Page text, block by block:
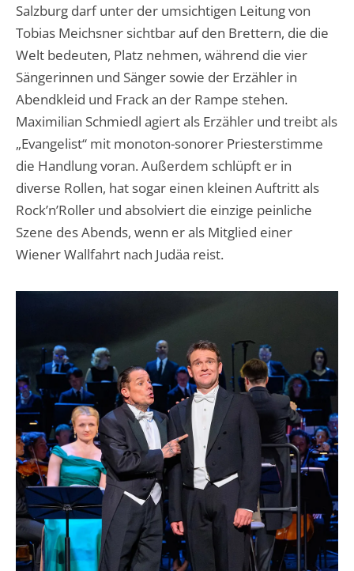
Salzburg darf unter der umsichtigen Leitung von
Tobias Meichsner sichtbar auf den Brettern, die die
Welt bedeuten, Platz nehmen, während die vier
Sängerinnen und Sänger sowie der Erzähler in
Abendkleid und Frack an der Rampe stehen.
Maximilian Schmiedl agiert als Erzähler und treibt als
„Evangelist“ mit monoton-sonorer Priesterstimme
die Handlung voran. Außerdem schlüpft er in
diverse Rollen, hat sogar einen kleinen Auftritt als
Rock’n’Roller und absolviert die einzige peinliche
Szene des Abends, wenn er als Mitglied einer
Wiener Wallfahrt nach Judäa reist.